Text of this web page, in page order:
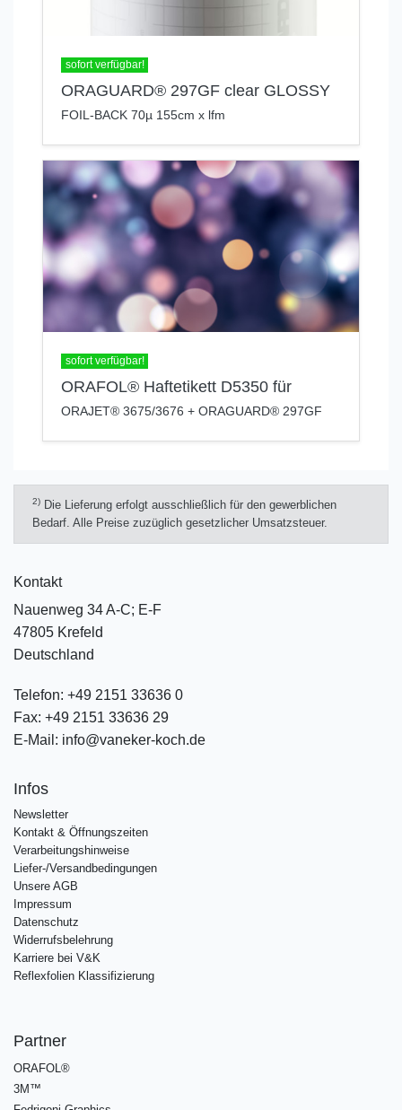
sofort verfügbar!
ORAGUARD® 297GF clear GLOSSY
FOIL-BACK 70µ 155cm x lfm
sofort verfügbar!
ORAFOL® Haftetikett D5350 für
ORAJET® 3675/3676 + ORAGUARD® 297GF
2) Die Lieferung erfolgt ausschließlich für den gewerblichen
Bedarf. Alle Preise zuzüglich gesetzlicher Umsatzsteuer.
Kontakt
Nauenweg 34 A-C; E-F
47805 Krefeld
Deutschland
Telefon: +49 2151 33636 0
Fax: +49 2151 33636 29
E-Mail: info@vaneker-koch.de
Infos
Newsletter
Kontakt & Öffnungszeiten
Verarbeitungshinweise
Liefer-/Versandbedingungen
Unsere AGB
Impressum
Datenschutz
Widerrufsbelehrung
Karriere bei V&K
Reflexfolien Klassifizierung
Partner
ORAFOL®
3M™